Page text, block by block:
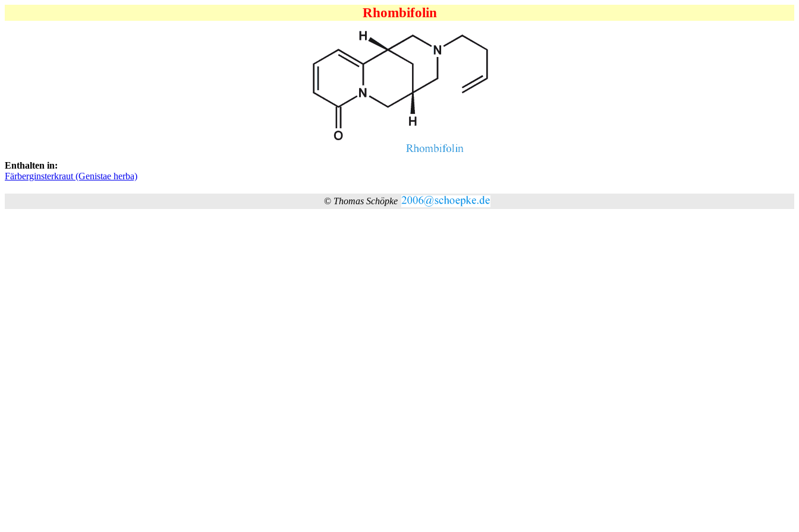
Rhombifolin
Enthalten in:
Färberginsterkraut (Genistae herba)
© Thomas Schöpke